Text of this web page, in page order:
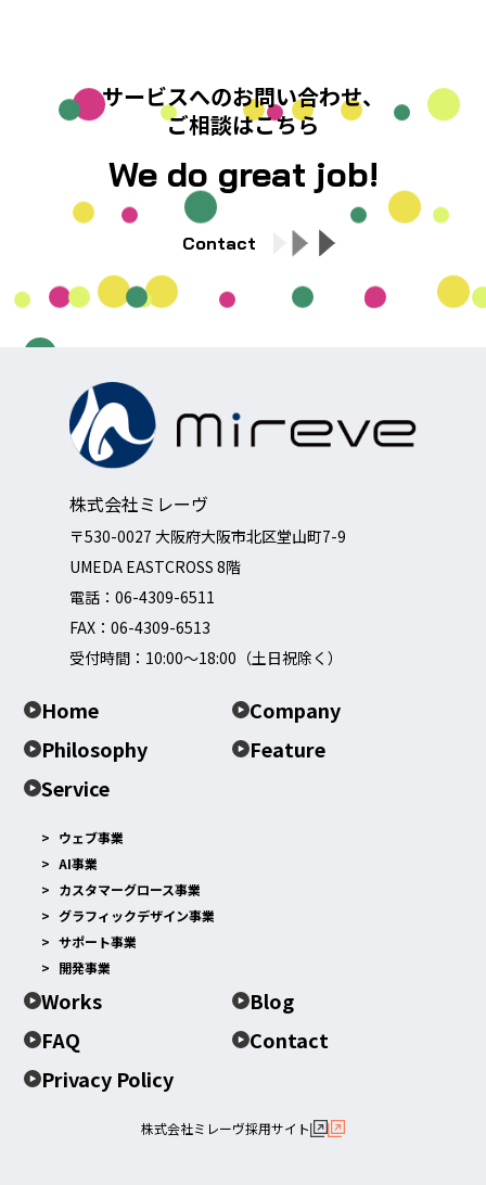
サービスへのお問い合わせ、
ご相談はこちら
We do great job!
Contact
株式会社ミレーヴ
〒530-0027 大阪府大阪市北区堂山町7-9
UMEDA EASTCROSS 8階
電話： 06-4309-6511
FAX：06-4309-6513
受付時間：10:00～18:00（土日祝除く）
Home
Company
Philosophy
Feature
Service
ウェブ事業
AI事業
カスタマーグロース事業
グラフィックデザイン事業
サポート事業
開発事業
Works
Blog
FAQ
Contact
Privacy Policy
株式会社ミレーヴ採用サイト